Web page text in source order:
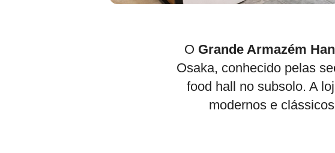
O Grande Armazém
Osaka, conhecido pelas
food hall no subsolo. A
modernos e